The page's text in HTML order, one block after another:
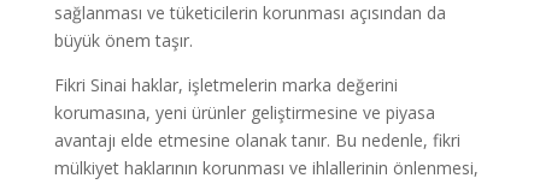
sağlanması ve tüketicilerin korunması açısından da
büyük önem taşır.
Fikri Sinai haklar, işletmelerin marka değerini
korumasına, yeni ürünler geliştirmesine ve piyasa
avantajı elde etmesine olanak tanır. Bu nedenle, fikri
mülkiyet haklarının korunması ve ihlallerinin önlenmesi,